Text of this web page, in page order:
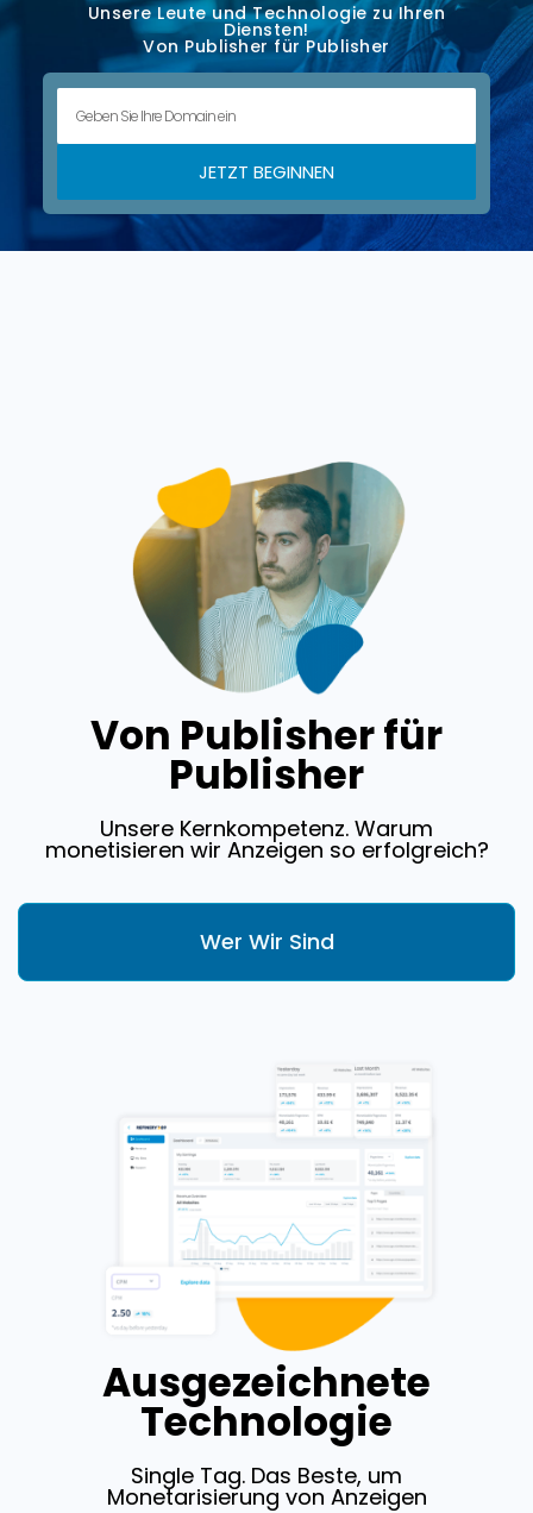
Unsere Leute und Technologie zu Ihren
Diensten!
Von Publisher für Publisher
JETZT BEGINNEN
Von Publisher für
Publisher
Unsere Kernkompetenz. Warum
monetisieren wir Anzeigen so erfolgreich?
Wer Wir Sind
Ausgezeichnete
Technologie
Single Tag. Das Beste, um
Monetarisierung von Anzeigen